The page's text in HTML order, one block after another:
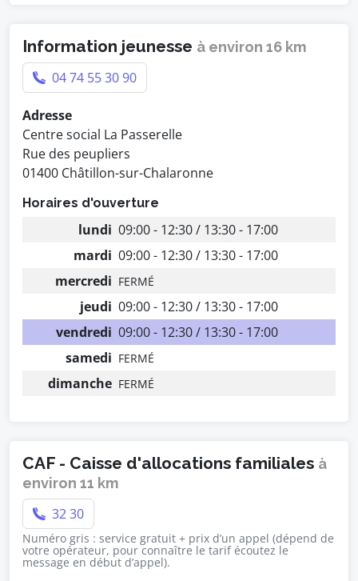
Information jeunesse à environ 16 km
04 74 55 30 90
Adresse
Centre social La Passerelle
Rue des peupliers
01400 Châtillon-sur-Chalaronne
Horaires d'ouverture
lundi 09:00 - 12:30 / 13:30 - 17:00
mardi 09:00 - 12:30 / 13:30 - 17:00
mercredi FERMÉ
jeudi 09:00 - 12:30 / 13:30 - 17:00
vendredi 09:00 - 12:30 / 13:30 - 17:00
samedi FERMÉ
dimanche FERMÉ
CAF - Caisse d'allocations familiales à
environ 11 km
32 30
Numéro gris : service gratuit + prix d’un appel (dépend de
votre opérateur, pour connaître le tarif écoutez le
message en début d’appel).